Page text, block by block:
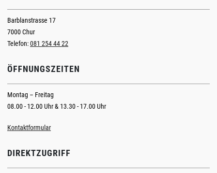
Barblanstrasse 17
7000 Chur
Telefon:081 254 44 22
ÖFFNUNGSZEITEN
Montag – Freitag
08.00 - 12.00 Uhr & 13.30 - 17.00 Uhr
Kontaktformular
DIREKTZUGRIFF